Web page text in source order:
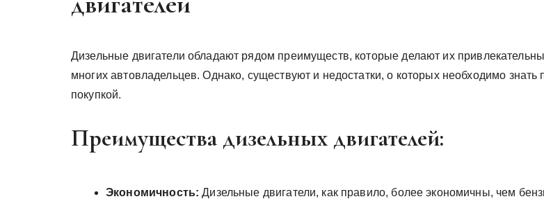
Дизельные двигатели обладают рядом преимуществ, которые делают их
многих автовладельцев. Однако, существуют и недостатки, о которых необходимо знать
покупкой.
Преимущества дизельных двигателей:
Экономичность: Дизельные двигатели, как правило, более экономичны, чем